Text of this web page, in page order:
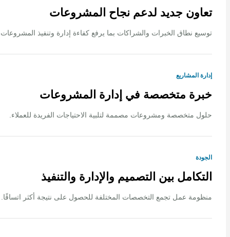
جديد لدعم نجاح المشروعات
نطاق الخبرات والشراكات بما يرفع كفاءة إدارة وتنفيذ المشروعات.
المشاريع
متخصصة في إدارة المشروعات
متخصصة ومشروعات مصممة لتلبية الاحتياجات الفريدة للعملاء.
بين التصميم والإدارة والتنفيذ
عمل تجمع التخصصات المختلفة للحصول على نتيجة أكثر اتساقًا.